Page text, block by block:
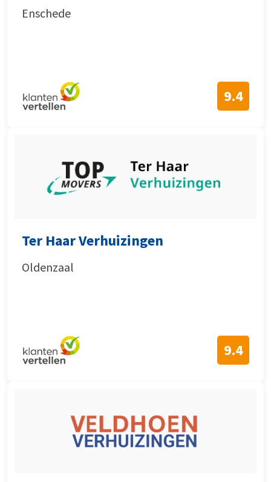
Enschede
9.4
Ter Haar Verhuizingen
Oldenzaal
9.4